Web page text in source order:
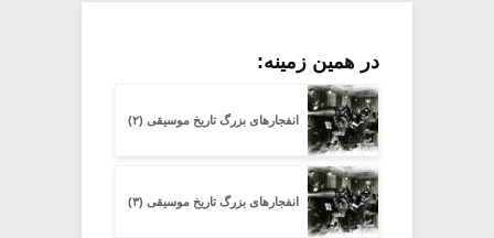
در همین زمینه:
انفجارهای بزرگ تاریخ موسیقی (۲)
انفجارهای بزرگ تاریخ موسیقی (۳)